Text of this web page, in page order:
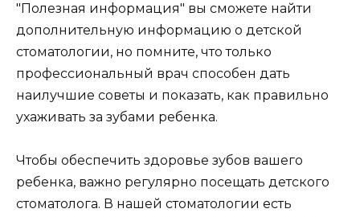
"Полезная информация" вы сможете найти
дополнительную информацию о детской
стоматологии, но помните, что только
профессиональный врач способен дать
наилучшие советы и показать, как правильно
ухаживать за зубами ребенка.
Чтобы обеспечить здоровье зубов вашего
ребенка, важно регулярно посещать детского
стоматолога. В нашей стоматологии есть